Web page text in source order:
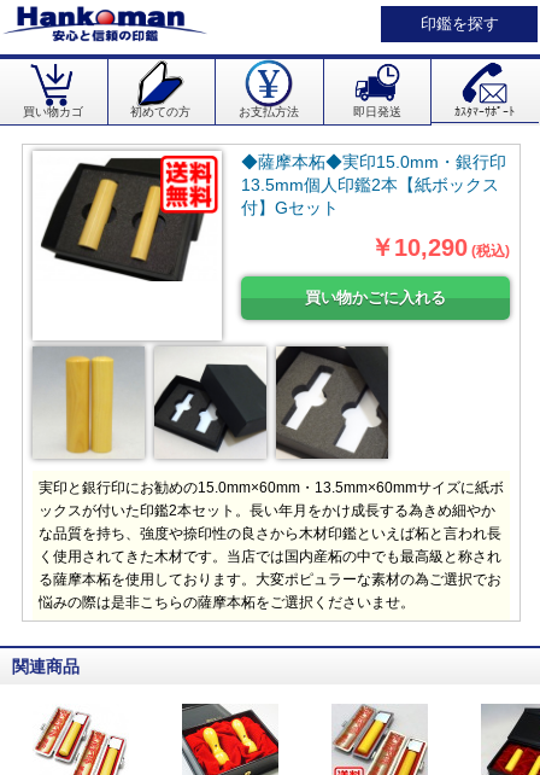
印鑑を探す
買い物カゴ 初めての方 お支払方法 即日発送 ｶｽﾀﾏｰｻﾎﾟｰﾄ
◆薩摩本柘◆実印15.0mm・銀行印
13.5mm個人印鑑2本【紙ボックス
付】Gセット
￥10,290 (税込)
実印と銀行印にお勧めの15.0mm×60mm・13.5mm×60mmサイズに紙ボ
ックスが付いた印鑑2本セット。長い年月をかけ成長する為きめ細やか
な品質を持ち、強度や捺印性の良さから木材印鑑といえば柘と言われ長
く使用されてきた木材です。当店では国内産柘の中でも最高級と称され
る薩摩本柘を使用しております。大変ポピュラーな素材の為ご選択でお
悩みの際は是非こちらの薩摩本柘をご選択くださいませ。
関連商品